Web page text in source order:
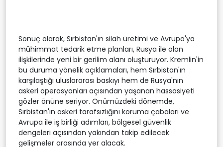
Sonuç olarak, Sırbistan'ın silah üretimi ve Avrupa'ya
mühimmat tedarik etme planları, Rusya ile olan
ilişkilerinde yeni bir gerilim alanı oluşturuyor. Kremlin'in
bu duruma yönelik açıklamaları, hem Sırbistan'ın
karşılaştığı uluslararası baskıyı hem de Rusya'nın
askeri operasyonları açısından yaşanan hassasiyeti
gözler önüne seriyor. Önümüzdeki dönemde,
Sırbistan'ın askeri tarafsızlığını koruma çabaları ve
Avrupa ile iş birliği adımları, bölgesel güvenlik
dengeleri açısından yakından takip edilecek
gelişmeler arasında yer alacak.